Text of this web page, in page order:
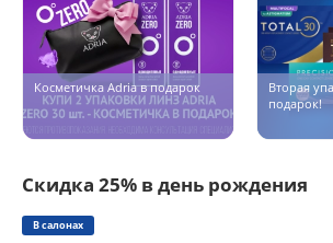
Косметичка Adria в подарок
Вторая
подарок!
Скидка 25% в день рождения
В салонах